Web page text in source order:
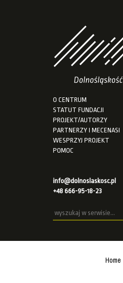
O CENTRUM
STATUT FUNDACJI
PROJEKT/AUTORZY
PARTNERZY I MECENASI
WESPRZYJ PROJEKT
POMOC
info@dolnoslaskosc.pl
+48 666-95-18-23
Home